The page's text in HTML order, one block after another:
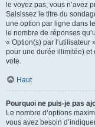
le voyez pas, vous n’avez
Saisissez le titre du
une option par ligne dans
le nombre de réponses
« Option(s) par l’utilisateur
pour une durée illimitée) et
vote.
Haut
Pourquoi ne puis-je pas
Le nombre d’options
vous avez besoin